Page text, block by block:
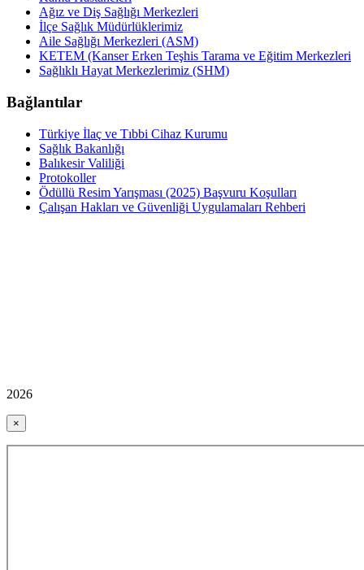
Ağız ve Diş Sağlığı Merkezleri
İlçe Sağlık Müdürlüklerimiz
Aile Sağlığı Merkezleri (ASM)
KETEM (Kanser Erken Teşhis Tarama ve Eğitim Merkezleri
Sağlıklı Hayat Merkezlerimiz (SHM)
Bağlantılar
Türkiye İlaç ve Tıbbi Cihaz Kurumu
Sağlık Bakanlığı
Balıkesir Valiliği
Protokoller
Ödüllü Resim Yarışması (2025) Başvuru Koşulları
Çalışan Hakları ve Güvenliği Uygulamaları Rehberi
2026
×